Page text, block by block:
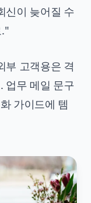
신이 늦어질 수
부 고객용은 격
업무 메일 문구
가이드에 템